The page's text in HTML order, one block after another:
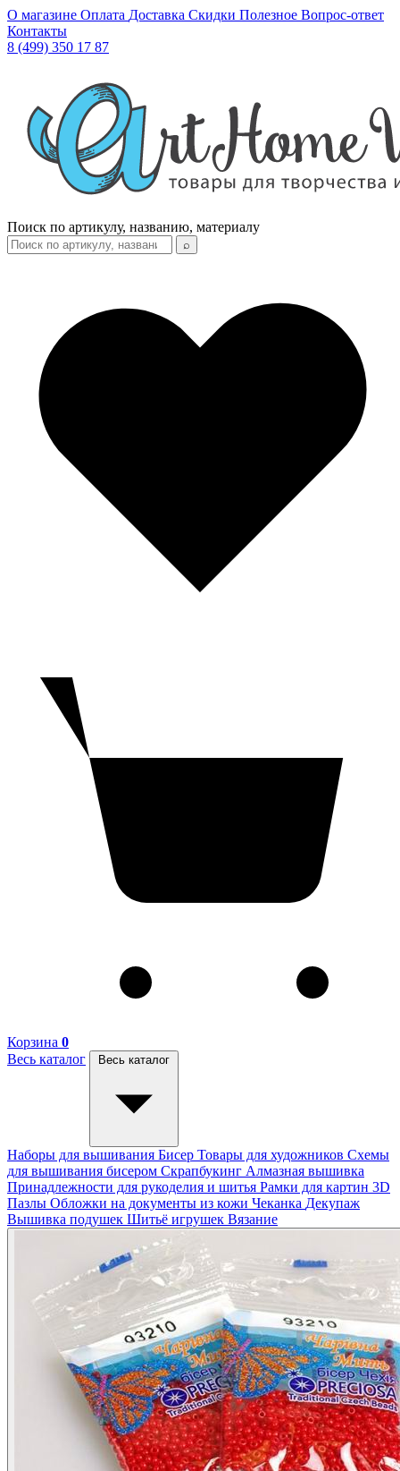
О магазине Оплата Доставка Скидки Полезное Вопрос-ответ
Контакты
8 (499) 350 17 87
Поиск по артикулу, названию, материалу
⌕
Корзина 0
Весь каталог
Весь каталог
Наборы для вышивания Бисер Товары для художников Схемы
для вышивания бисером Скрапбукинг Алмазная вышивка
Принадлежности для рукоделия и шитья Рамки для картин 3D
Пазлы Обложки на документы из кожи Чеканка Декупаж
Вышивка подушек Шитьё игрушек Вязание